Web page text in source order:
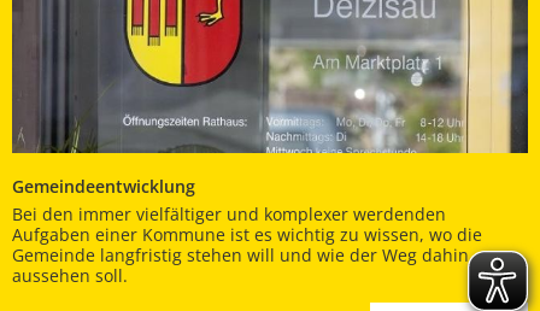
Gemeindeentwicklung
Bei den immer vielfältiger und komplexer werdenden
Aufgaben einer Kommune ist es wichtig zu wissen, wo die
Gemeinde langfristig stehen will und wie der Weg dahin
aussehen soll.